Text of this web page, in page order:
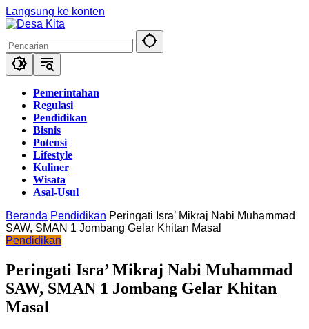
Langsung ke konten
Pemerintahan
Regulasi
Pendidikan
Bisnis
Potensi
Lifestyle
Kuliner
Wisata
Asal-Usul
Beranda Pendidikan Peringati Isra’ Mikraj Nabi Muhammad
SAW, SMAN 1 Jombang Gelar Khitan Masal
Pendidikan
Peringati Isra’ Mikraj Nabi Muhammad
SAW, SMAN 1 Jombang Gelar Khitan
Masal